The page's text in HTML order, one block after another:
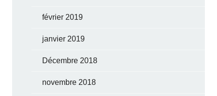
février 2019
janvier 2019
Décembre 2018
novembre 2018